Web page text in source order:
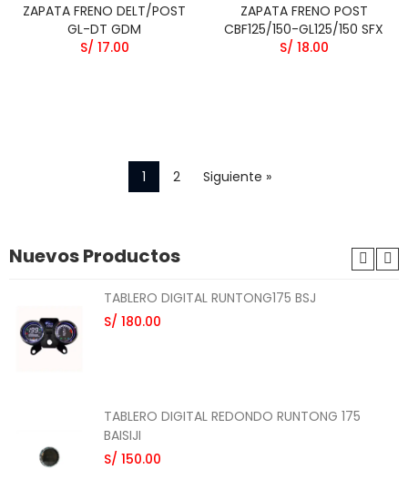
ZAPATA FRENO DELT/POST
GL-DT GDM
S/ 17.00
ZAPATA FRENO POST
CBF125/150-GL125/150 SFX
S/ 18.00
1 2 Siguiente »
Nuevos Productos
TABLERO DIGITAL RUNTONG175 BSJ
S/ 180.00
TABLERO DIGITAL REDONDO RUNTONG 175
BAISIJI
S/ 150.00